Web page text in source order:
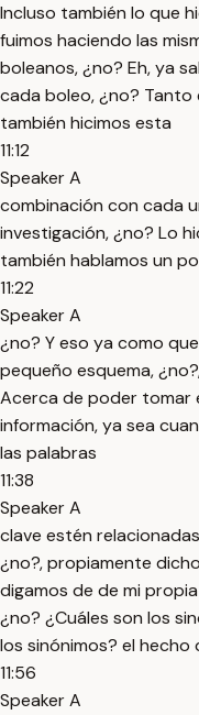
Incluso también lo que
fuimos haciendo las
boleanos, ¿no? Eh, ya
cada boleo, ¿no?
también hicimos esta
11:12
Speaker A
combinación con cada
investigación, ¿no? Lo
también hablamos un
11:22
Speaker A
¿no? Y eso ya como
pequeño esquema,
Acerca de poder tomar
información, ya sea
las palabras
11:38
Speaker A
clave estén
¿no?, propiamente
digamos de de mi
¿no? ¿Cuáles son los
los sinónimos? el
11:56
Speaker A